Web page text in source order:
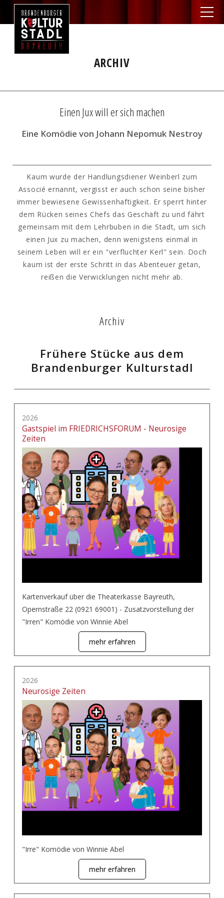
ARCHIV
Einen Jux will er sich machen
Eine Komödie von Johann Nepomuk Nestroy
Kaum wurde der Handlungsdiener Weinberl zum
Associé ernannt, vergisst er auch schon seine bisher
immer bewiesene Gewissenhaftigkeit. Er sperrt hinter
dem Rücken seines Chefs das Geschäft zu und fährt
gemeinsam mit dem Lehrbuben in die Stadt, um sich
einen Jux zu machen, denn wenigstens einmal in
seinem Leben will er ein "verfluchter Kerl" sein. Doch
kaum ist der erste Schritt in das Abenteuer getan,
reißen die Verwicklungen nicht mehr ab.
Archiv
Frühere Stücke aus dem
Brandenburger Kulturstadl
2026
Gastspiel im FRIEDRICHSFORUM - Neurosige
Zeiten
Kartenverkauf über die Theaterkasse Bayreuth,
Opernstraße 22 (0921 69001) - Zusatzvorstellung der
"Irren" Komödie von Winnie Abel
mehr erfahren
2026
Neurosige Zeiten
"Irre" Komödie von Winnie Abel
mehr erfahren